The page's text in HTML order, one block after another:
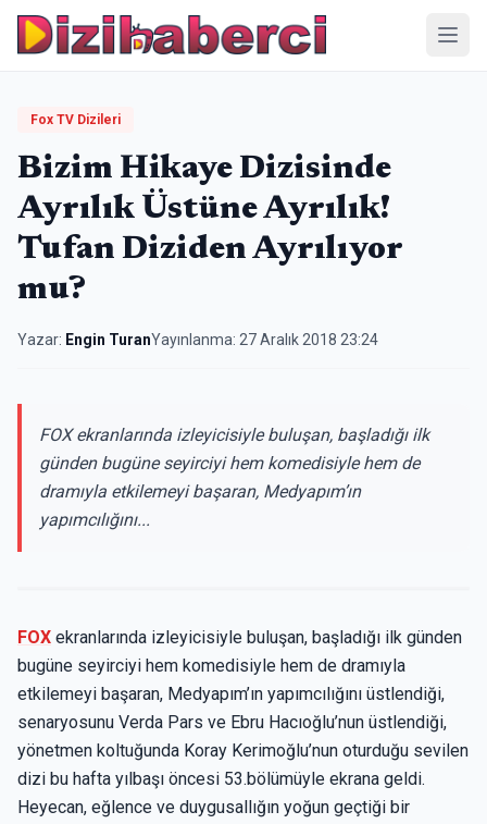
Fox TV Dizileri
Bizim Hikaye Dizisinde
Ayrılık Üstüne Ayrılık!
Tufan Diziden Ayrılıyor
mu?
Yazar: Engin TuranYayınlanma: 27 Aralık 2018 23:24
FOX ekranlarında izleyicisiyle buluşan, başladığı ilk
günden bugüne seyirciyi hem komedisiyle hem de
dramıyla etkilemeyi başaran, Medyapım’ın
yapımcılığını...
FOX ekranlarında izleyicisiyle buluşan, başladığı ilk günden
bugüne seyirciyi hem komedisiyle hem de dramıyla
etkilemeyi başaran, Medyapım’ın yapımcılığını üstlendiği,
senaryosunu Verda Pars ve Ebru Hacıoğlu’nun üstlendiği,
yönetmen koltuğunda Koray Kerimoğlu’nun oturduğu sevilen
dizi bu hafta yılbaşı öncesi 53.bölümüyle ekrana geldi.
Heyecan, eğlence ve duygusallığın yoğun geçtiği bir